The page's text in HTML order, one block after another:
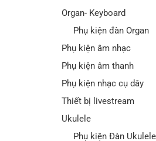
Organ- Keyboard
Phụ kiện đàn Organ
Phụ kiện âm nhạc
Phụ kiện âm thanh
Phụ kiện nhạc cụ dây
Thiết bị livestream
Ukulele
Phụ kiện Đàn Ukulele